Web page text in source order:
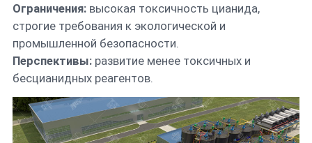
Ограничения: высокая токсичность цианида,
строгие требования к экологической и
промышленной безопасности.
Перспективы: развитие менее токсичных и
бесцианидных реагентов.